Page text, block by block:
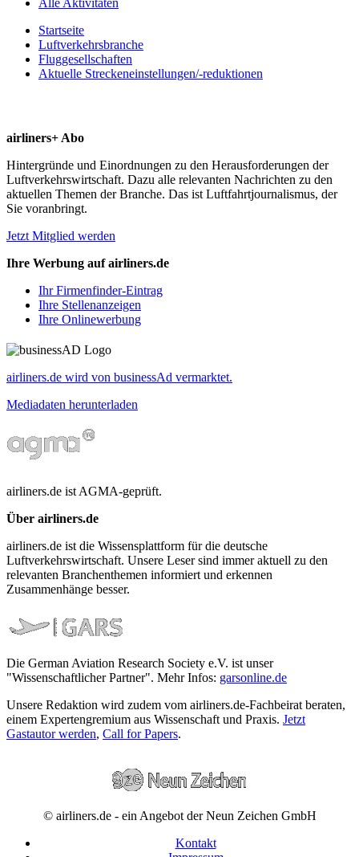
Startseite
Luftverkehrsbranche
Fluggesellschaften
Aktuelle Streckeneinstellungen/-reduktionen
airliners+ Abo
Hintergründe und Einordnungen zu den Herausforderungen der
Luftverkehrswirtschaft. Dazu alle relevanten Nachrichten zu den
aktuellen Themen der Branche. Das ist Luftfahrtjournalismus, der
Sie voranbringt.
Jetzt Mitglied werden
Ihre Werbung auf airliners.de
Ihr Firmenfinder-Eintrag
Ihre Stellenanzeigen
Ihre Onlinewerbung
airliners.de wird von businessAd vermarktet.
Mediadaten herunterladen
airliners.de ist AGMA-geprüft.
Über airliners.de
airliners.de ist die Wissensplattform für die deutsche
Luftverkehrswirtschaft. Unsere Leser sind immer aktuell zu den
relevanten Branchenthemen informiert und erkennen
Zusammenhänge besser.
Die German Aviation Research Society e.V. ist unser
"Wissenschaftlicher Partner". Mehr Infos: garsonline.de
Unsere Redaktion wird zudem vom airliners.de-Fachbeirat beraten,
einem Expertengremium aus Wissenschaft und Praxis. Jetzt
Gastautor werden, Call for Papers.
© airliners.de - ein Angebot der Neun Zeichen GmbH
Kontakt